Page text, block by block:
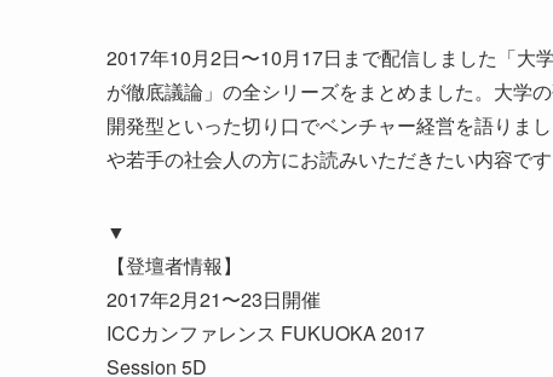
2017年10月2日〜10月17日まで配信しました「大
が徹底議論」の全シリーズをまとめました。大学
開発型といった切り口でベンチャー経営を語りま
や若手の社会人の方にお読みいただきたい内容で
▼
【登壇者情報】
2017年2月21〜23日開催
ICCカンファレンス FUKUOKA 2017
Session 5D